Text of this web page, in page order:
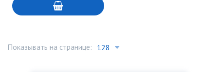
Показывать на странице: